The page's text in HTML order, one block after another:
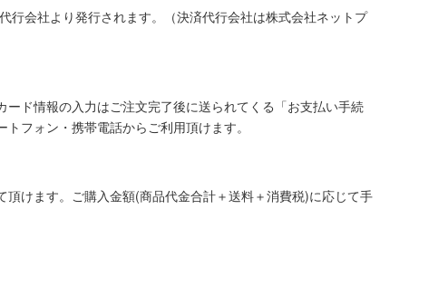
行会社より発行されます。（決済代行会社は株式会社ネットプ
ド情報の入力はご注文完了後に送られてくる「お支払い手続
フォン・携帯電話からご利用頂けます。
けます。ご購入金額(商品代金合計＋送料＋消費税)に応じて手